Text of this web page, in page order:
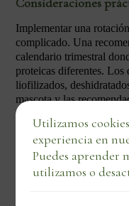
Implementar una
complicado. Una
calendario trimestral
proteicas diferentes. Los
liofilizados,
mascota y las
siempre las etiquetas
solo ingrediente y que
aditivos innecesarios.
Los veterinarios pueden
de intolerancia
Utilizamos
experiencia en
Puedes aprender
utilizamos o